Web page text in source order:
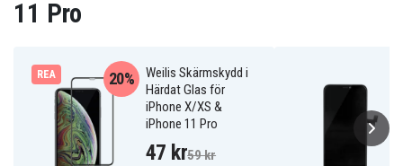
11 Pro
REA
Weilis Skärmskydd i
Härdat Glas för
iPhone X/XS &
iPhone 11 Pro
20%
47 kr59 kr